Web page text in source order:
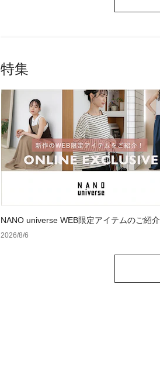
特集
NANO universe WEB限定アイテムのご紹介
2026/8/6